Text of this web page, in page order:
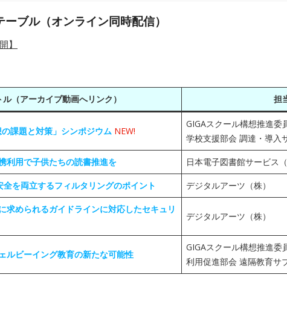
ブル（オンライン同時配信）
】
ル（アーカイブ動画へリンク） 担
の課題と対策」シンポジウム NEW!
GIGAスクール構想推進委
学校支援部会 調達・導入
利用で子供たちの読書推進を 日本電子図書館サービス（
を両立するフィルタリングのポイント デジタルアーツ（株）
求められるガイドラインに対応したセキュリ
デジタルアーツ（株）
ルビーイング教育の新たな可能性
GIGAスクール構想推進委
利用促進部会 遠隔教育サ